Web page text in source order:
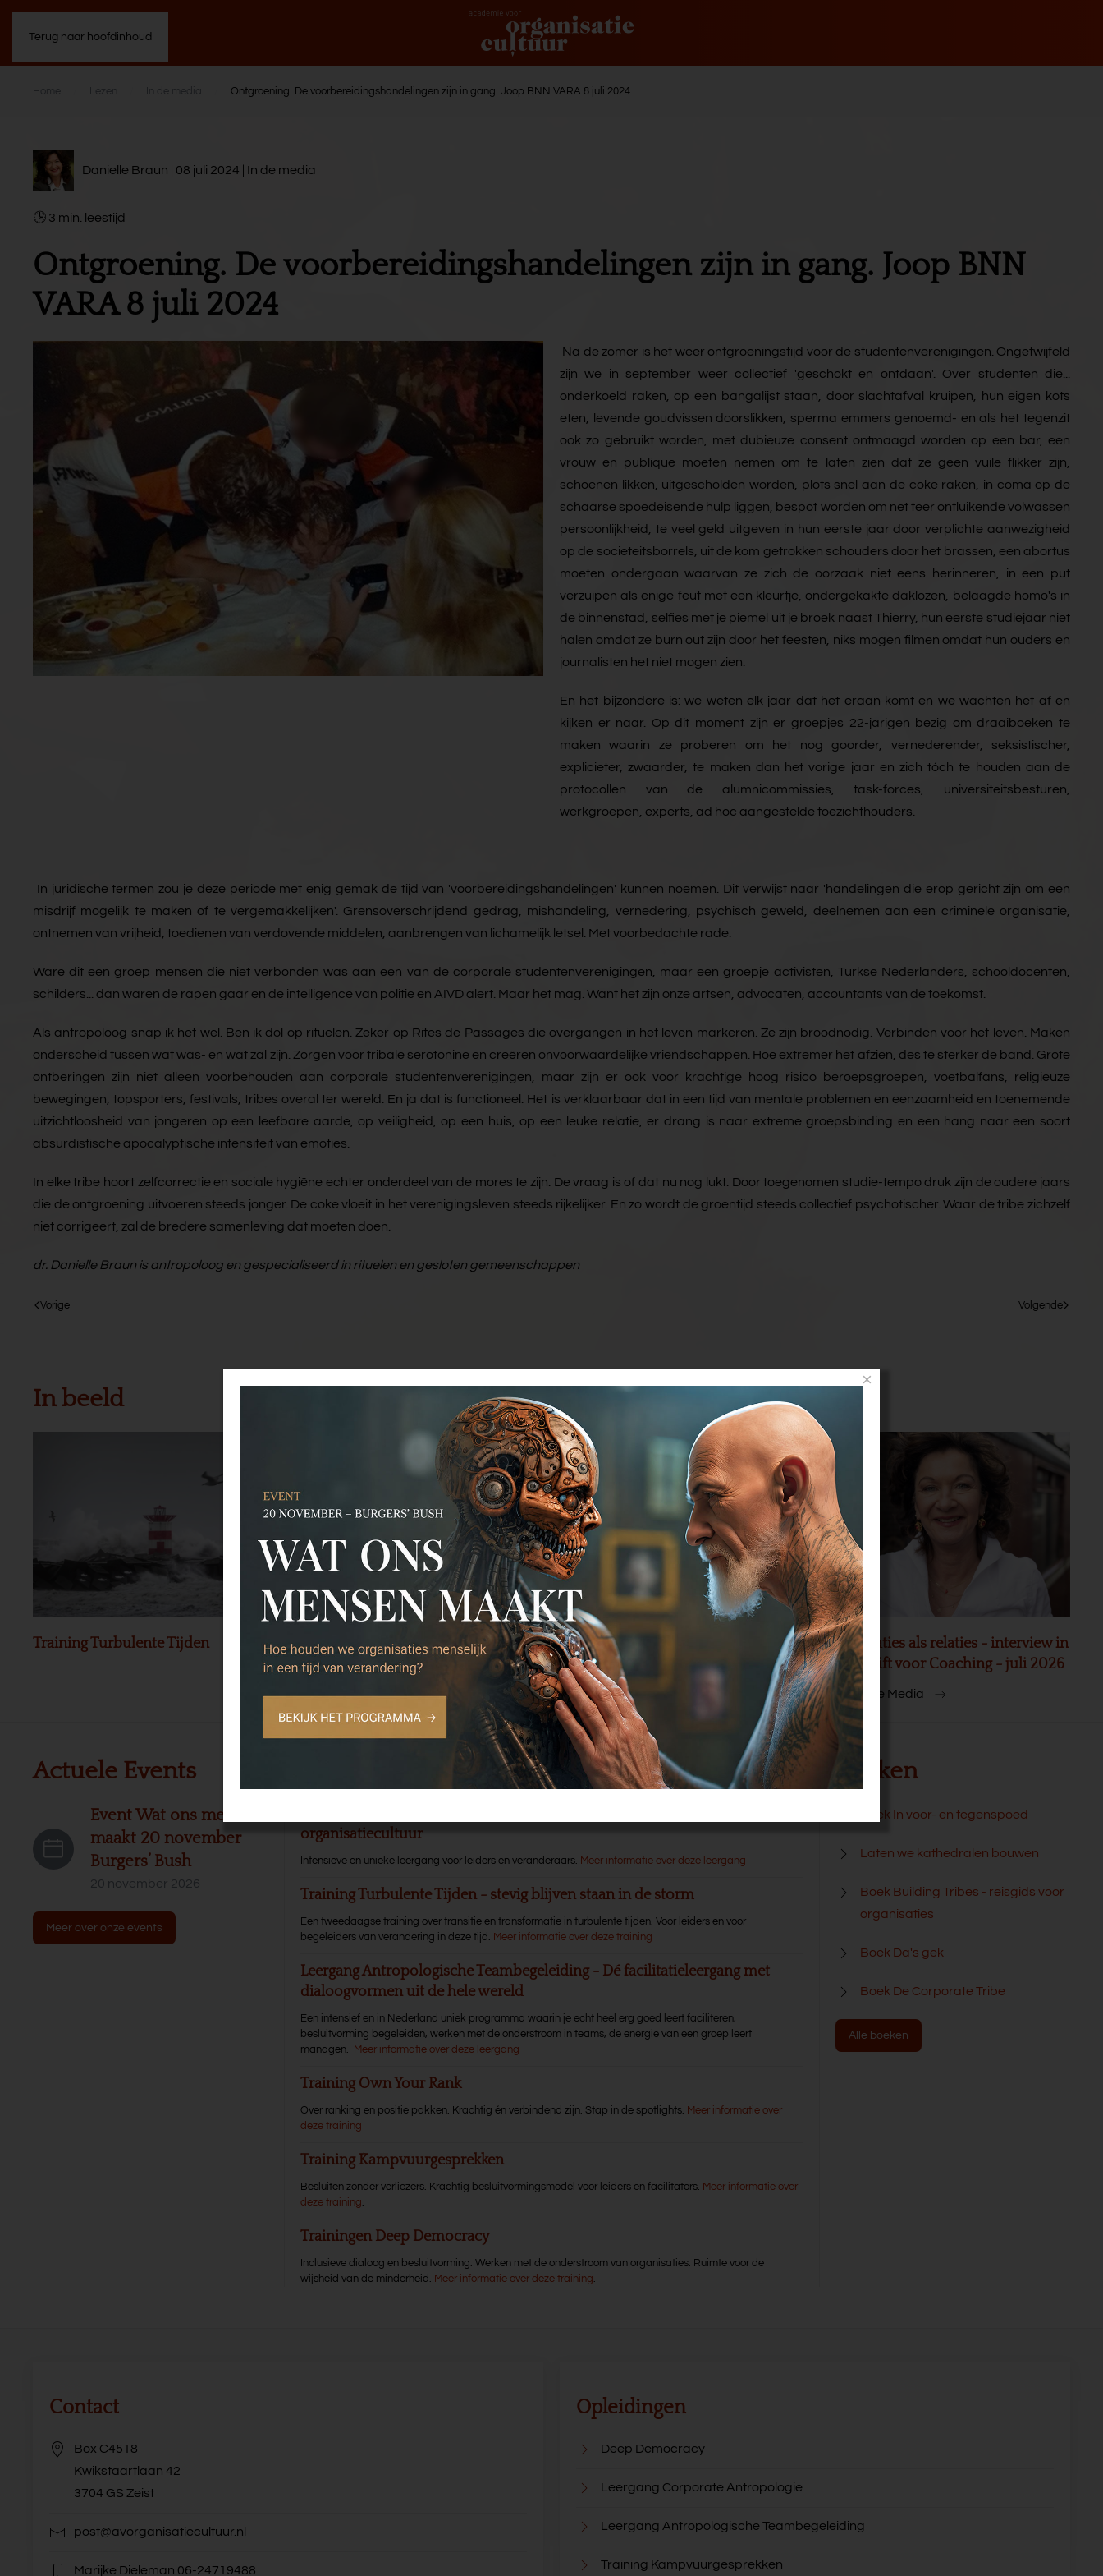
Terug naar hoofdinhoud
Home Lezen In de media Ontgroening. De voorbereidingshandelingen zijn in gang. Joop BNN VARA 8 juli 2024
Danielle Braun | 08 juli 2024 | In de media
3 min.
Ontgroening. De voorbereidingshandelingen zijn in gang. Joop BNN
VARA 8 juli 2024
Na de zomer is het weer ontgroeningstijd voor de studentenverenigingen. Ongetwijfeld
zijn we in september weer collectief 'geschokt en ontdaan'. Over studenten die...
onderkoeld raken, op een bangalijst staan, door slachtafval kruipen, hun eigen kots
eten, levende goudvissen doorslikken, sperma emmers genoemd- en als het tegenzit
ook zo gebruikt worden, met dubieuze consent ontmaagd worden op een bar, een
vrouw en publique moeten nemen om te laten zien dat ze geen vuile flikker zijn,
schoenen likken, uitgescholden worden, plots snel aan de coke raken, in coma op de
schaarse spoedeisende hulp liggen, bespot worden om net teer ontluikende volwassen
persoonlijkheid, te veel geld uitgeven in hun eerste jaar door verplichte aanwezigheid
op de societeitsborrels, uit de kom getrokken schouders door het brassen, een abortus
moeten ondergaan waarvan ze zich de oorzaak niet eens herinneren, in een put
verzuipen als enige feut met een kleurtje, ondergekakte daklozen, belaagde homo's in
de binnenstad, selfies met je piemel uit je broek naast Thierry, hun eerste studiejaar niet
halen omdat ze burn out zijn door het feesten, niks mogen filmen omdat hun ouders en
journalisten het niet mogen zien.
En het bijzondere is: we weten elk jaar dat het eraan komt en we wachten het af en
kijken er naar. Op dit moment zijn er groepjes 22-jarigen bezig om draaiboeken te
maken waarin ze proberen om het nog goorder, vernederender, seksistischer,
explicieter, zwaarder, te maken dan het vorige jaar en zich tóch te houden aan de
protocollen van de alumnicommissies, task-forces, universiteitsbesturen,
werkgroepen, experts, ad hoc aangestelde toezichthouders.
In juridische termen zou je deze periode met enig gemak de tijd van 'voorbereidingshandelingen' kunnen noemen. Dit verwijst naar 'handelingen die erop gericht zijn om een
misdrijf mogelijk te maken of te vergemakkelijken'. Grensoverschrijdend gedrag, mishandeling, vernedering, psychisch geweld, deelnemen aan een criminele organisatie,
ontnemen van vrijheid, toedienen van verdovende middelen, aanbrengen van lichamelijk letsel. Met voorbedachte rade.
Ware dit een groep mensen die niet verbonden was aan een van de corporale studentenverenigingen, maar een groepje activisten, Turkse Nederlanders, schooldocenten,
schilders... dan waren de rapen gaar en de intelligence van politie en AIVD alert. Maar het mag. Want het zijn onze artsen, advocaten, accountants van de toekomst.
Als antropoloog snap ik het wel. Ben ik dol op rituelen. Zeker op Rites de Passages die overgangen in het leven markeren. Ze zijn broodnodig. Verbinden voor het leven. Maken
onderscheid tussen wat was- en wat zal zijn. Zorgen voor tribale serotonine en creëren onvoorwaardelijke vriendschappen. Hoe extremer het afzien, des te sterker de band. Grote
ontberingen zijn niet alleen voorbehouden aan corporale studentenverenigingen, maar zijn er ook voor krachtige hoog risico beroepsgroepen, voetbalfans, religieuze
bewegingen, topsporters, festivals, tribes overal ter wereld. En ja dat is functioneel. Het is verklaarbaar dat in een tijd van mentale problemen en eenzaamheid en toenemende
uitzichtloosheid van jongeren op een leefbare aarde, op veiligheid, op een huis, op een leuke relatie, er drang is naar extreme groepsbinding en een hang naar een soort
absurdistische apocalyptische intensiteit van emoties.
In elke tribe hoort zelfcorrectie en sociale hygiëne echter onderdeel van de mores te zijn. De vraag is of dat nu nog lukt. Door toegenomen studie-tempo druk zijn de oudere jaars
die de ontgroening uitvoeren steeds jonger. De coke vloeit in het verenigingsleven steeds rijkelijker. En zo wordt de groentijd steeds collectief psychotischer. Waar de tribe zichzelf
niet corrigeert, zal de bredere samenleving dat moeten doen.
dr. Danielle Braun is antropoloog en gespecialiseerd in rituelen en gesloten gemeenschappen
Vorige Volgende
In beeld
Training Turbulente Tijden Preview Boek In voor- en tegenspoed
Event Wat ons mensen maakt 20
november Burgers’ Bush
Organisaties als relaties - interview in
Tijdschrift voor Coaching - juli 2026
Meer In de Media
Actuele Events
Event Wat ons mensen
maakt 20 november
Burgers’ Bush
20 november 2026
Meer over onze events
Leergang, trainingen, congressen
organisatiecultuur
Intensieve en unieke leergang voor leiders en veranderaars. Meer informatie over deze leergang
Training Turbulente Tijden - stevig blijven staan in de storm
Een tweedaagse training over transitie en transformatie in turbulente tijden. Voor leiders en voor
begeleiders van verandering in deze tijd. Meer informatie over deze training
Leergang Antropologische Teambegeleiding - Dé facilitatieleergang met
dialoogvormen uit de hele wereld
Een intensief en in Nederland uniek programma waarin je echt heel erg goed leert faciliteren,
besluitvorming begeleiden, werken met de onderstroom in teams, de energie van een groep leert
managen.
Meer informatie over deze leergang
Training Own Your Rank
Over ranking en positie pakken. Krachtig én verbindend zijn. Stap in de spotlights. Meer informatie over
deze training
Training Kampvuurgesprekken
Besluiten zonder verliezers. Krachtig besluitvormingsmodel voor leiders en facilitators. Meer informatie over
deze training.
Trainingen Deep Democracy
Inclusieve dialoog en besluitvorming. Werken met de onderstroom van organisaties. Ruimte voor de
wijsheid van de minderheid. Meer informatie over deze training.
Boeken
Boek In voor- en tegenspoed
Laten we kathedralen bouwen
Boek Building Tribes - reisgids voor
organisaties
Boek Da's gek
Boek De Corporate Tribe
Alle boeken
Contact
Box C4518
Kwikstaartlaan 42
3704 GS Zeist
post@avorganisatiecultuur.nl
Marijke Dieleman 06-24719488
Opleidingen
Deep Democracy
Leergang Corporate Antropologie
Leergang Antropologische Teambegeleiding
Training Kampvuurgesprekken
×